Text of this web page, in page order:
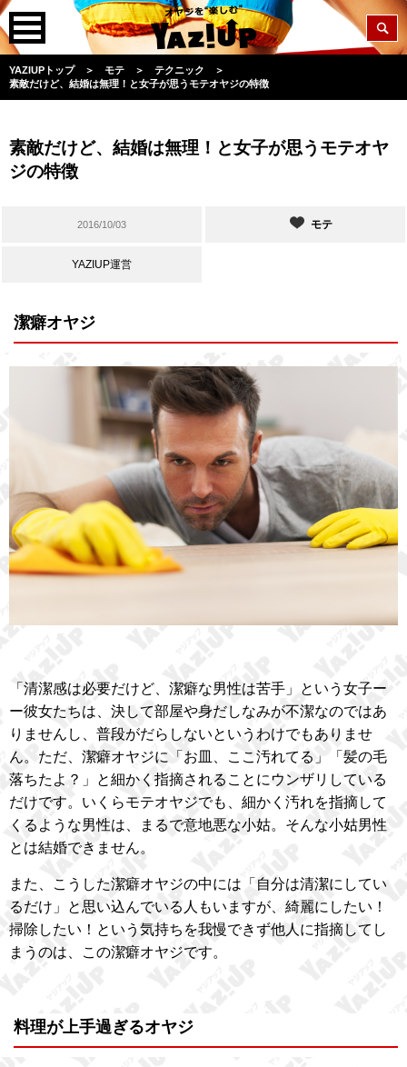
YAZIUPトップ ＞ モテ ＞ テクニック
＞
素敵だけど、結婚は無理！と女子が思うモテオヤジの特徴
素敵だけど、結婚は無理！と女子が思うモテオヤ
ジの特徴
2016/10/03 モテ
YAZIUP運営
潔癖オヤジ
「清潔感は必要だけど、潔癖な男性は苦手」という女子ー
ー彼女たちは、決して部屋や身だしなみが不潔なのではあ
りませんし、普段がだらしないというわけでもありませ
ん。ただ、潔癖オヤジに「お皿、ここ汚れてる」「髪の毛
落ちたよ？」と細かく指摘されることにウンザリしている
だけです。いくらモテオヤジでも、細かく汚れを指摘して
くるような男性は、まるで意地悪な小姑。そんな小姑男性
とは結婚できません。
また、こうした潔癖オヤジの中には「自分は清潔にしてい
るだけ」と思い込んでいる人もいますが、綺麗にしたい！
掃除したい！という気持ちを我慢できず他人に指摘してし
まうのは、この潔癖オヤジです。
料理が上手過ぎるオヤジ